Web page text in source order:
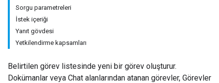
Sorgu parametreleri
İstek içeriği
Yanıt gövdesi
Yetkilendirme kapsamları
Belirtilen görev listesinde yeni bir görev oluşturur.
Dokümanlar veya Chat alanlarından atanan görevler, Görevler